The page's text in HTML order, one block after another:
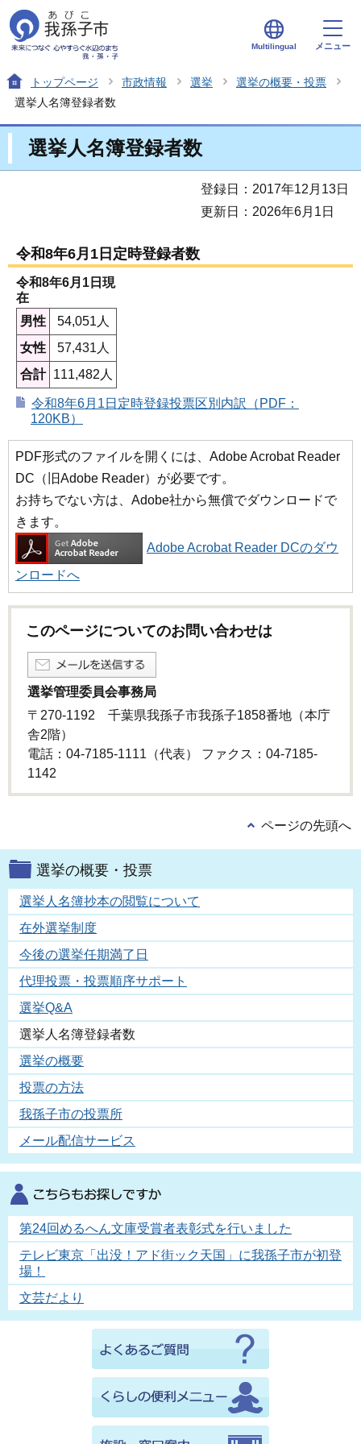
Multilingual メニュー
トップページ 市政情報 選挙
選挙の概要・投票
選挙人名簿登録者数
選挙人名簿登録者数
登録日：2017年12月13日
更新日：2026年6月1日
令和8年6月1日定時登録者数
令和8年6月1日現
在
男性
54,051人
女性
57,431人
合計 111,482人
令和8年6月1日定時登録投票区別内訳（PDF：
120KB）
PDF形式のファイルを開くには、Adobe Acrobat Reader
DC（旧Adobe Reader）が必要です。
お持ちでない方は、Adobe社から無償でダウンロードで
きます。
Adobe Acrobat Reader DCのダウ
ンロードへ
このページについてのお問い合わせは
選挙管理委員会事務局
〒270-1192 千葉県我孫子市我孫子1858番地（本庁
舎2階）
電話：04-7185-1111（代表） ファクス：04-7185-
1142
ページの先頭へ
選挙の概要・投票
選挙人名簿抄本の閲覧について
在外選挙制度
今後の選挙任期満了日
代理投票・投票順序サポート
選挙Q&A
選挙人名簿登録者数
選挙の概要
投票の方法
我孫子市の投票所
メール配信サービス
第24回めるへん文庫受賞者表彰式を行いました
テレビ東京「出没！アド街ック天国」に我孫子市が初登
場！
文芸だより